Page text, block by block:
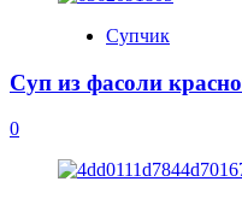
Супчик
Суп из фасоли
0